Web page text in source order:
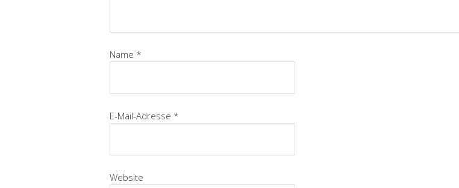
Name *
E-Mail-Adresse *
Website